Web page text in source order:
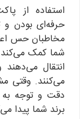
استفاده از
حرفه‌ای بودن
مخاطبان حس
شما کمک
انتقال می‌دهند
می‌کنند. وقتی
دقت و توجه به
برند شما پیدا